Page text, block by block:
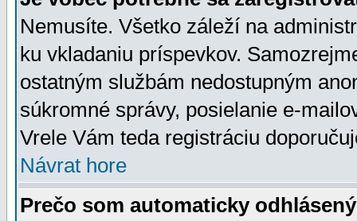
Nemusíte. Všetko záleží na
ku vkladaniu príspevkov.
ostatným službám nedostupným
súkromné správy, posielanie e-
Vrele Vám teda registráciu
Návrat hore
Prečo som automaticky